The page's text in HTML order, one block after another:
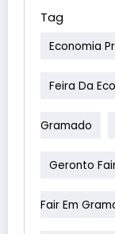
Tag
Economia
Feira Da
Gramado
Geronto
Fair Em